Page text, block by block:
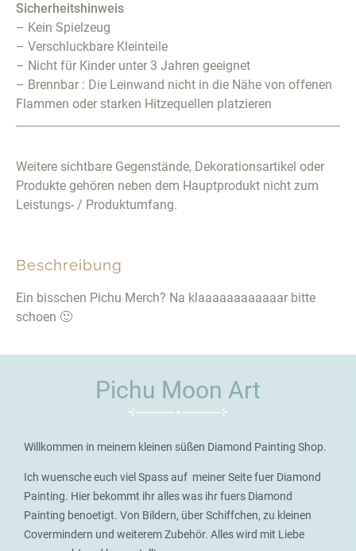
Beschreibung
Ein bisschen Pichu Merch? Na klaaaaaaaaaaaar bitte
schoen 🙂
Sicherheitshinweis
– Kein Spielzeug
– Verschluckbare Kleinteile
– Nicht für Kinder unter 3 Jahren geeignet
– Brennbar : Die Leinwand nicht in die Nähe von offenen
Flammen oder starken Hitzequellen platzieren
Weitere sichtbare Gegenstände, Dekorationsartikel oder
Produkte gehören neben dem Hauptprodukt nicht zum
Leistungs- / Produktumfang.
Pichu Moon Art
Willkommen in meinem kleinen süßen Diamond Painting Shop.
Ich wuensche euch viel Spass auf meiner Seite fuer Diamond
Painting. Hier bekommt ihr alles was ihr fuers Diamond
Painting benoetigt. Von Bildern, über Schiffchen, zu kleinen
Covermindern und weiterem Zubehör. Alles wird mit Liebe